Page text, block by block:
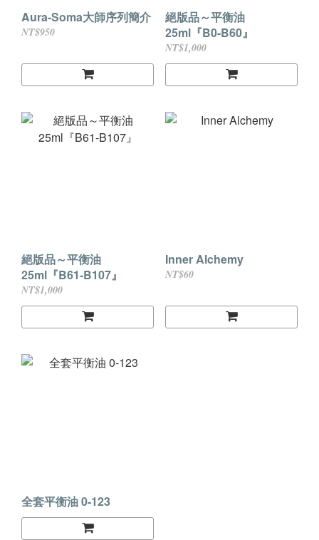
Aura-Soma大師序列簡介
NT$950
絕版品～平衡油
25ml『B0-B60』
NT$1,000
絕版品～平衡油
25ml『B61-B107』
NT$1,000
Inner Alchemy
NT$60
全套平衡油 0-123